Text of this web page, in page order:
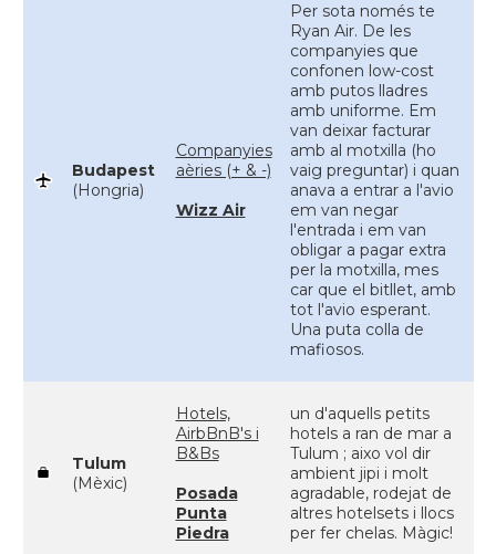
Budapest
(Hongria)
Companyies
aèries (+ & -)
Wizz Air
Per sota només te
Ryan Air. De les
companyies que
confonen low-cost
amb putos lladres
amb uniforme. Em
van deixar facturar
amb al motxilla (ho
vaig preguntar) i quan
anava a entrar a l'avio
em van negar
l'entrada i em van
obligar a pagar extra
per la motxilla, mes
car que el bitllet, amb
tot l'avio esperant.
Una puta colla de
mafiosos.
Tulum
(Mèxic)
Hotels,
AirbBnB's i
B&Bs
Posada
Punta
Piedra
un d'aquells petits
hotels a ran de mar a
Tulum ; aixo vol dir
ambient jipi i molt
agradable, rodejat de
altres hotelsets i llocs
per fer chelas. Màgic!